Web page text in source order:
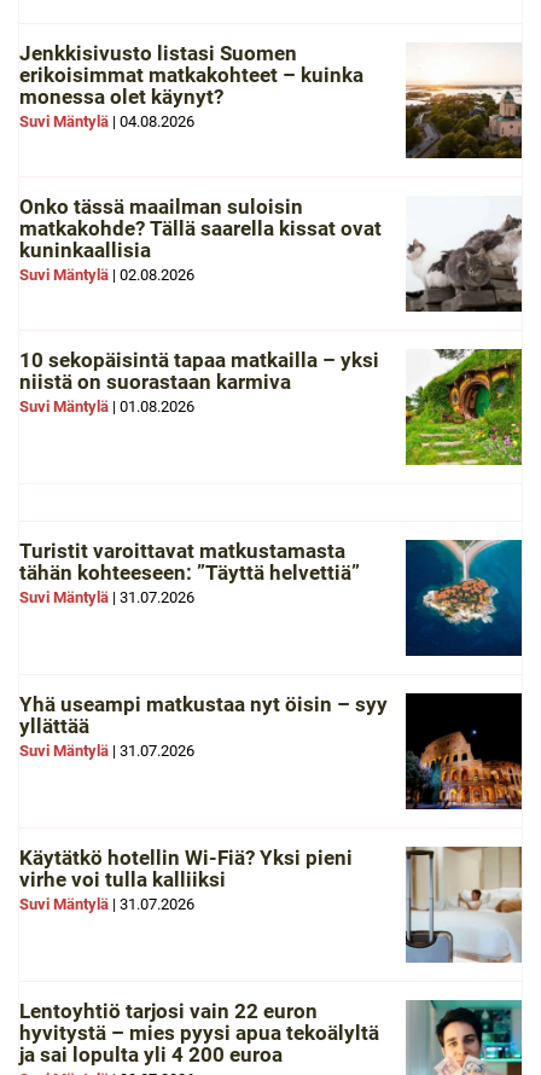
Jenkkisivusto listasi Suomen
erikoisimmat matkakohteet – kuinka
monessa olet käynyt?
Suvi Mäntylä | 04.08.2026
Onko tässä maailman suloisin
matkakohde? Tällä saarella kissat ovat
kuninkaallisia
Suvi Mäntylä | 02.08.2026
10 sekopäisintä tapaa matkailla – yksi
niistä on suorastaan karmiva
Suvi Mäntylä | 01.08.2026
Turistit varoittavat matkustamasta
tähän kohteeseen: ”Täyttä helvettiä”
Suvi Mäntylä | 31.07.2026
Yhä useampi matkustaa nyt öisin – syy
yllättää
Suvi Mäntylä | 31.07.2026
Käytätkö hotellin Wi-Fiä? Yksi pieni
virhe voi tulla kalliiksi
Suvi Mäntylä | 31.07.2026
Lentoyhtiö tarjosi vain 22 euron
hyvitystä – mies pyysi apua tekoälyltä
ja sai lopulta yli 4 200 euroa